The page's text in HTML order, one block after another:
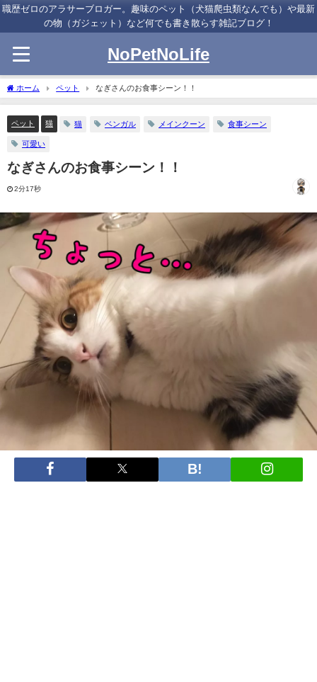
職歴ゼロのアラサーブロガー。趣味のペット（犬猫爬虫類なんでも）や最新
の物（ガジェット）など何でも書き散らす雑記ブログ！
NoPetNoLife
ホーム ペット なぎさんのお食事シーン！！
ペット 猫 猫 ベンガル メインクーン 食事シーン
可愛い
なぎさんのお食事シーン！！
2分17秒